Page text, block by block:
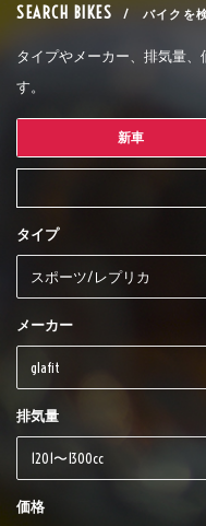
SEARCH BIKES / バイクを
タイプやメーカー、排気量
す。
新車
タイプ
メーカー
排気量
価格